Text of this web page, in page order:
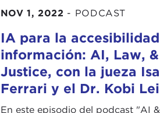
NOV 1, 2022 - PODCAST
IA para la
información: AI, Law,
Justice, con la jueza
Ferrari y el Dr. Kobi
En este episodio del podcast "AI &